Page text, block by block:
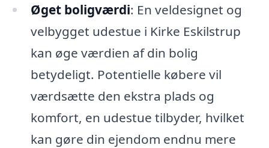
Øget boligværdi: En veldesignet og
velbygget udestue i Kirke Eskilstrup
kan øge værdien af din bolig
betydeligt. Potentielle købere vil
værdsætte den ekstra plads og
komfort, en udestue tilbyder, hvilket
kan gøre din ejendom endnu mere